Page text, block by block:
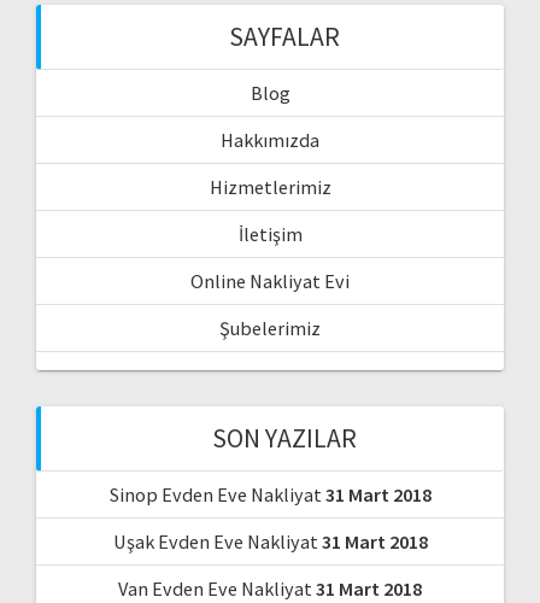
SAYFALAR
Blog
Hakkımızda
Hizmetlerimiz
İletişim
Online Nakliyat Evi
Şubelerimiz
SON YAZILAR
Sinop Evden Eve Nakliyat 31 Mart 2018
Uşak Evden Eve Nakliyat 31 Mart 2018
Van Evden Eve Nakliyat 31 Mart 2018